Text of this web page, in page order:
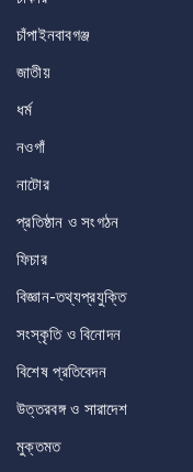
চাঁপাইনবাবগঞ্জ
জাতীয়
ধর্ম
নওগাঁ
নাটোর
প্রতিষ্ঠান ও সংগঠন
ফিচার
বিজ্ঞান-তথ্যপ্রযুক্তি
সংস্কৃতি ও বিনোদন
বিশেষ প্রতিবেদন
উত্তরবঙ্গ ও সারাদেশ
মুক্তমত